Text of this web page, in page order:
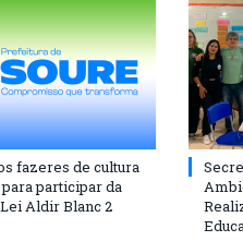
fazeres de cultura
participar da
Aldir Blanc 2